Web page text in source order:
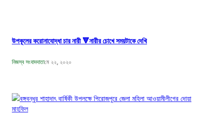
উপকূলের করোনাযোদ্ধা চার নারী 🔻নারীর চোখে সময়টাকে দেখি
নিজস্ব সংবাদদাতামে ২২, ২০২০